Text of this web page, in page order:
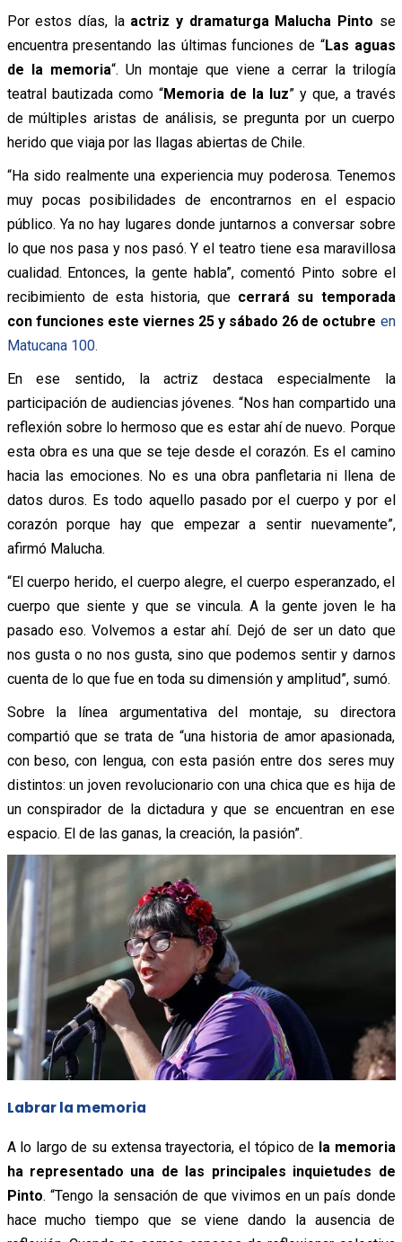
Por estos días, la actriz y dramaturga Malucha Pinto se
encuentra presentando las últimas funciones de “Las aguas
de la memoria“. Un montaje que viene a cerrar la trilogía
teatral bautizada como “Memoria de la luz” y que, a través
de múltiples aristas de análisis, se pregunta por un cuerpo
herido que viaja por las llagas abiertas de Chile.
“Ha sido realmente una experiencia muy poderosa. Tenemos
muy pocas posibilidades de encontrarnos en el espacio
público. Ya no hay lugares donde juntarnos a conversar sobre
lo que nos pasa y nos pasó. Y el teatro tiene esa maravillosa
cualidad. Entonces, la gente habla”, comentó Pinto sobre el
recibimiento de esta historia, que cerrará su temporada
con funciones este viernes 25 y sábado 26 de octubre en
Matucana 100.
En ese sentido, la actriz destaca especialmente la
participación de audiencias jóvenes. “Nos han compartido una
reflexión sobre lo hermoso que es estar ahí de nuevo. Porque
esta obra es una que se teje desde el corazón. Es el camino
hacia las emociones. No es una obra panfletaria ni llena de
datos duros. Es todo aquello pasado por el cuerpo y por el
corazón porque hay que empezar a sentir nuevamente”,
afirmó Malucha.
“El cuerpo herido, el cuerpo alegre, el cuerpo esperanzado, el
cuerpo que siente y que se vincula. A la gente joven le ha
pasado eso. Volvemos a estar ahí. Dejó de ser un dato que
nos gusta o no nos gusta, sino que podemos sentir y darnos
cuenta de lo que fue en toda su dimensión y amplitud”, sumó.
Sobre la línea argumentativa del montaje, su directora
compartió que se trata de “una historia de amor apasionada,
con beso, con lengua, con esta pasión entre dos seres muy
distintos: un joven revolucionario con una chica que es hija de
un conspirador de la dictadura y que se encuentran en ese
espacio. El de las ganas, la creación, la pasión”.
Labrar la memoria
A lo largo de su extensa trayectoria, el tópico de la memoria
ha representado una de las principales inquietudes de
Pinto. “Tengo la sensación de que vivimos en un país donde
hace mucho tiempo que se viene dando la ausencia de